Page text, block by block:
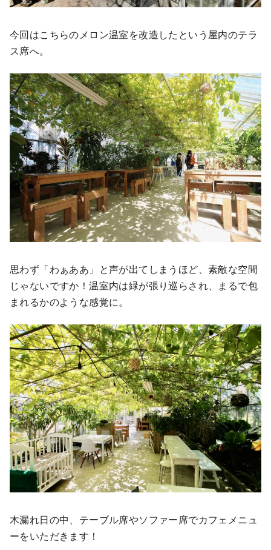
今回はこちらのメロン温室を改造したという屋内のテラ
ス席へ。
思わず「わぁああ」と声が出てしまうほど、素敵な空間
じゃないですか！温室内は緑が張り巡らされ、まるで包
まれるかのような感覚に。
木漏れ日の中、テーブル席やソファー席でカフェメニュ
ーをいただきます！